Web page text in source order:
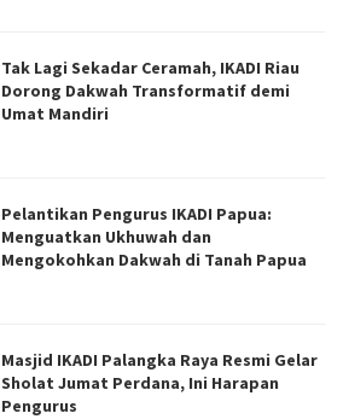
Tak Lagi Sekadar Ceramah, IKADI Riau
Dorong Dakwah Transformatif demi
Umat Mandiri
Pelantikan Pengurus IKADI Papua:
Menguatkan Ukhuwah dan
Mengokohkan Dakwah di Tanah Papua
Masjid IKADI Palangka Raya Resmi Gelar
Sholat Jumat Perdana, Ini Harapan
Pengurus